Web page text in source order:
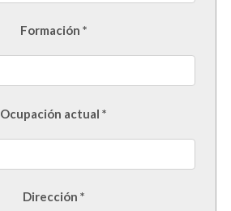
Formación *
Ocupación actual *
Dirección *